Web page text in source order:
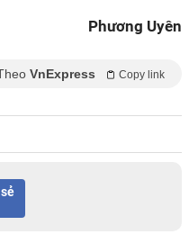
Phương Uyên
VnExpress Copy link